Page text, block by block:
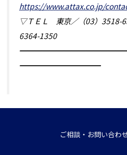
https://www.attax.co.jp/
▽ＴＥＬ 東京／（03）3518-
6364-1350
━━━━━━━━━━━
ご相談・お問い合わ